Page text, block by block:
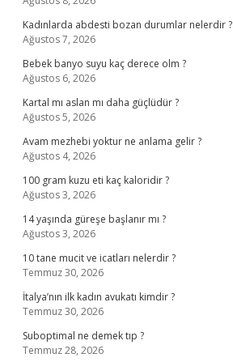
Kadınlarda abdesti bozan durumlar nelerdir ?
Ağustos 7, 2026
Bebek banyo suyu kaç derece olm ?
Ağustos 6, 2026
Kartal mı aslan mı daha güçlüdür ?
Ağustos 5, 2026
Avam mezhebi yoktur ne anlama gelir ?
Ağustos 4, 2026
100 gram kuzu eti kaç kaloridir ?
Ağustos 3, 2026
14 yaşında güreşe başlanır mı ?
Ağustos 3, 2026
10 tane mucit ve icatları nelerdir ?
Temmuz 30, 2026
İtalya’nın ilk kadın avukatı kimdir ?
Temmuz 30, 2026
Suboptimal ne demek tıp ?
Temmuz 28, 2026